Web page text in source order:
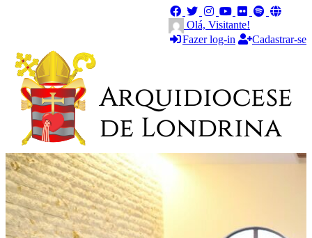
Olá, Visitante!
Fazer log-in
Cadastrar-se